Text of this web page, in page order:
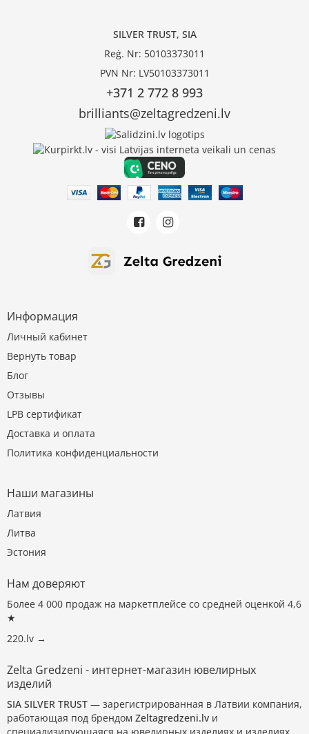
SILVER TRUST, SIA
Reģ. Nr: 50103373011
PVN Nr: LV50103373011
+371 2 772 8 993
brilliants@zeltagredzeni.lv
Информация
Личный кабинет
Вернуть товар
Блог
Отзывы
LPB сертификат
Доставка и оплата
Политика конфиденциальности
Наши магазины
Латвия
Литва
Эстония
Нам доверяют
Более 4 000 продаж на маркетплейсе со средней оценкой 4,6
★
220.lv →
Zelta Gredzeni - интернет-магазин ювелирных
изделий
SIA SILVER TRUST — зарегистрированная в Латвии компания,
работающая под брендом Zeltagredzeni.lv и